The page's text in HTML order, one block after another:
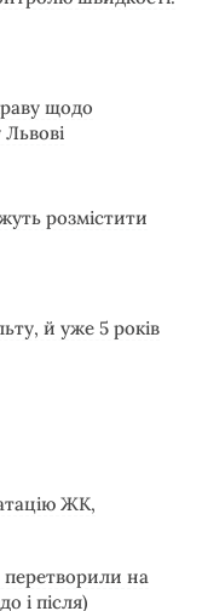
щодо
розмістити
й уже 5 років
ЖК,
перетворили на
і після)